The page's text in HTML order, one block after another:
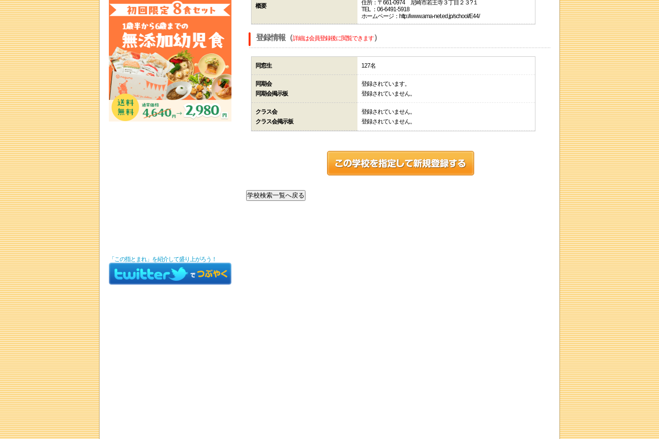
概要
住所：〒661-0974 尼崎市若王寺３丁目２３?１
TEL ：06-6491-5918
ホームページ：http://www.ama-net.ed.jp/school/E44/
登録情報（詳細は会員登録後に閲覧できます）
同窓生 127名
同期会
同期会掲示板
登録されています。
登録されていません。
クラス会
クラス会掲示板
登録されていません。
登録されていません。
「この指とまれ」を紹介して盛り上がろう！